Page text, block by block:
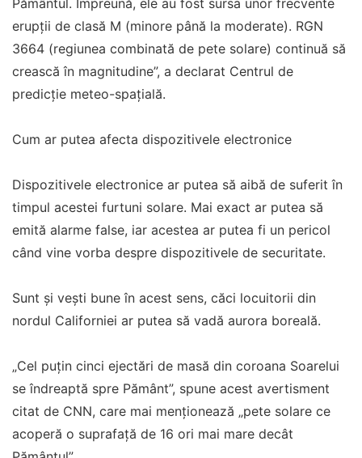
Pământul. Împreună, ele au fost sursa unor frecvente
erupții de clasă M (minore până la moderate). RGN
3664 (regiunea combinată de pete solare) continuă să
crească în magnitudine”, a declarat Centrul de
predicție meteo-spațială.
Cum ar putea afecta dispozitivele electronice
Dispozitivele electronice ar putea să aibă de suferit în
timpul acestei furtuni solare. Mai exact ar putea să
emită alarme false, iar acestea ar putea fi un pericol
când vine vorba despre dispozitivele de securitate.
Sunt și vești bune în acest sens, căci locuitorii din
nordul Californiei ar putea să vadă aurora boreală.
„Cel puțin cinci ejectări de masă din coroana Soarelui
se îndreaptă spre Pământ”, spune acest avertisment
citat de CNN, care mai menționează „pete solare ce
acoperă o suprafață de 16 ori mai mare decât